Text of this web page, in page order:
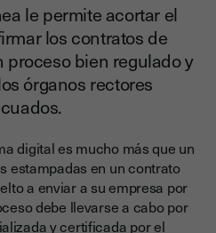
le permite acortar el
los contratos de
bien regulado y
órganos rectores
digital es mucho más que un
estampadas en un contrato
a enviar a su empresa por
debe llevarse a cabo por
y certificada por el